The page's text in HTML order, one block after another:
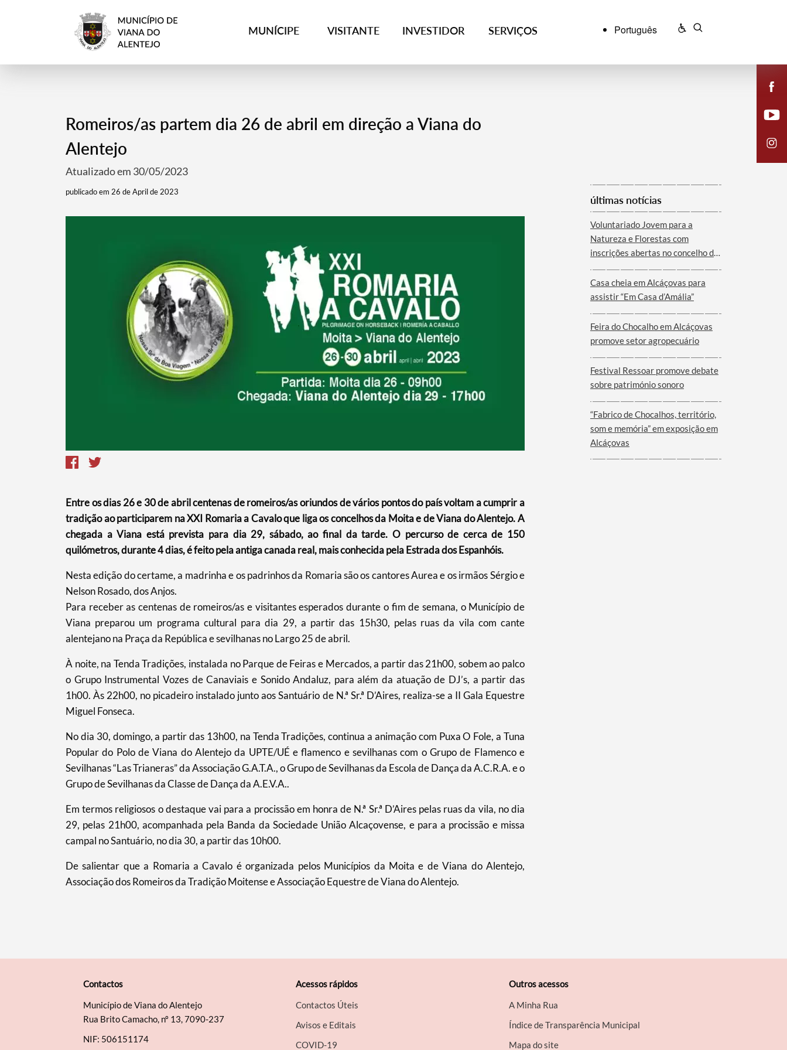
MUNÍCIPE VISITANTE INVESTIDOR SERVIÇOS Português
Termo de Pesquisa
Categorias gerais
Filtros
Romeiros/as partem dia 26 de abril em direção a Viana do
Alentejo
Atualizado em 30/05/2023
publicado em 26 de April de 2023
Entre os dias 26 e 30 de abril centenas de romeiros/as oriundos de vários pontos do país voltam a cumprir a
tradição ao participarem na XXI Romaria a Cavalo que liga os concelhos da Moita e de Viana do Alentejo. A
chegada a Viana está prevista para dia 29, sábado, ao final da tarde. O percurso de cerca de 150
quilómetros, durante 4 dias, é feito pela antiga canada real, mais conhecida pela Estrada dos Espanhóis.
Nesta edição do certame, a madrinha e os padrinhos da Romaria são os cantores Aurea e os irmãos Sérgio e
Nelson Rosado, dos Anjos.
Para receber as centenas de romeiros/as e visitantes esperados durante o fim de semana, o Município de
Viana preparou um programa cultural para dia 29, a partir das 15h30, pelas ruas da vila com cante
alentejano na Praça da República e sevilhanas no Largo 25 de abril.
À noite, na Tenda Tradições, instalada no Parque de Feiras e Mercados, a partir das 21h00, sobem ao palco
o Grupo Instrumental Vozes de Canaviais e Sonido Andaluz, para além da atuação de DJ’s, a partir das
1h00. Às 22h00, no picadeiro instalado junto aos Santuário de N.ª Sr.ª D’Aires, realiza-se a II Gala Equestre
Miguel Fonseca.
No dia 30, domingo, a partir das 13h00, na Tenda Tradições, continua a animação com Puxa O Fole, a Tuna
Popular do Polo de Viana do Alentejo da UPTE/UÉ e flamenco e sevilhanas com o Grupo de Flamenco e
Sevilhanas “Las Trianeras” da Associação G.A.T.A., o Grupo de Sevilhanas da Escola de Dança da A.C.R.A. e o
Grupo de Sevilhanas da Classe de Dança da A.E.V.A..
Em termos religiosos o destaque vai para a procissão em honra de N.ª Sr.ª D’Aires pelas ruas da vila, no dia
29, pelas 21h00, acompanhada pela Banda da Sociedade União Alcaçovense, e para a procissão e missa
campal no Santuário, no dia 30, a partir das 10h00.
De salientar que a Romaria a Cavalo é organizada pelos Municípios da Moita e de Viana do Alentejo,
Associação dos Romeiros da Tradição Moitense e Associação Equestre de Viana do Alentejo.
últimas notícias
Voluntariado Jovem para a
Natureza e Florestas com
inscrições abertas no concelho de
Casa cheia em Alcáçovas para
assistir “Em Casa d’Amália”
Feira do Chocalho em Alcáçovas
promove setor agropecuário
Festival Ressoar promove debate
sobre património sonoro
“Fabrico de Chocalhos, território,
som e memória” em exposição em
Alcáçovas
Contactos
Município de Viana do Alentejo
Rua Brito Camacho, nº 13, 7090-237
NIF: 506151174
Acessos rápidos
Contactos Úteis
Avisos e Editais
COVID-19
Outros acessos
A Minha Rua
Índice de Transparência Municipal
Mapa do site